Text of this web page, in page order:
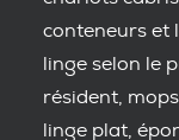
conteneurs et
linge selon le
résident,
linge plat,